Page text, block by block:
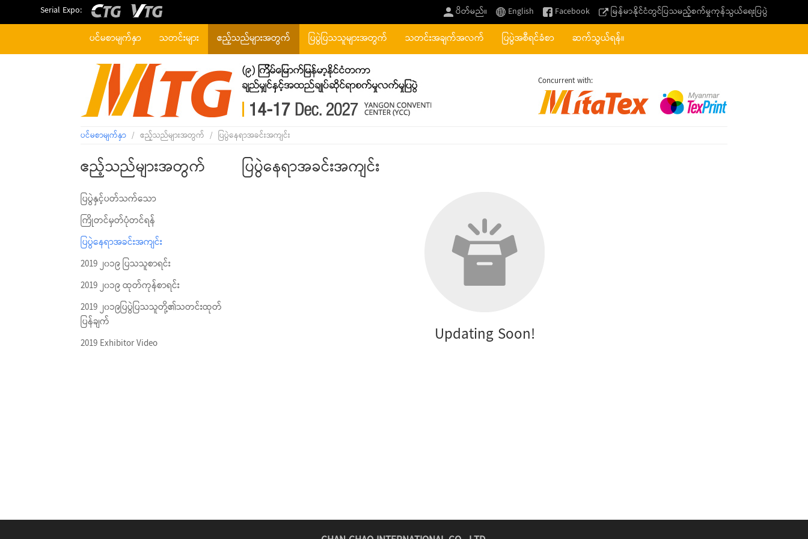
Serial Expo: ပိတ်မည်။ English Facebook မြန်မာနိုင်ငံတွင်ပြသမည့်စက်မှုကုန်သွယ်ရေးပြပွဲ
ပင်မစာမျက်နှာ သတင်းများ ဧည့်သည်များအတွက် ပြပွဲပြသသူများအတွက် သတင်းအချက်အလက် ပြပွဲအစီရင်ခံစာ ဆက်သွယ်ရန်။
Concurrent with:
ပင်မစာမျက်နှာ / ဧည့်သည်များအတွက် / ပြပွဲနေရာအခင်းအကျင်း
ဧည့်သည်များအတွက်
ပြပွဲနှင့်ပတ်သက်သော
ကြိုတင်မှတ်ပုံတင်ရန်
ပြပွဲနေရာအခင်းအကျင်း
2019 ၂၀၁၉ ပြသသူစာရင်း
2019 ၂၀၁၉ ထုတ်ကုန်စာရင်း
2019 ၂၀၁၉ပြပွဲပြသသူတို့၏သတင်းထုတ်
ပြန်ချက်
2019 Exhibitor Video
ပြပွဲနေရာအခင်းအကျင်း
Updating Soon!